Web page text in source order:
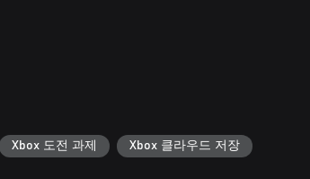
Xbox 도전 과제 Xbox 클라우드 저장